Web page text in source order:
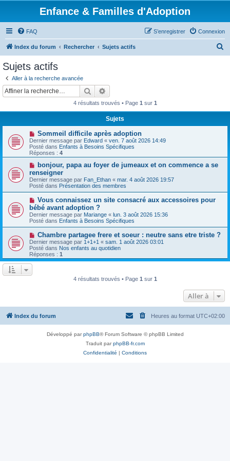
Enfance & Familles d'Adoption
FAQ Connexion
S’enregistrer
Index du forum Rechercher Sujets actifs
r
Sujets actifs
Aller à la recherche avancée
Rechercher
4 résultats trouvés • Page 1 sur 1
Sujets
N
o
u
v
e
a
u
m
e
s
s
a
g
e
Sommeil difficile après adoption
Dernier message par Edward « ven. 7 août 2026 14:49
Posté dans Enfants à Besoins Spécifiques
Réponses : 4
N
u
v
e
a
u
m
e
s
a
g
e
bonjour, papa au foyer de jumeaux et on commence a se
renseigner
Dernier message par Fan_Ethan « mar. 4 août 2026 19:57
Posté dans Présentation des membres
N
o
u
v
e
a
u
m
e
s
s
Vous connaissez un site consacré aux accessoires pour
bébé avant adoption ?
Dernier message par Mariange « lun. 3 août 2026 15:36
Posté dans Enfants à Besoins Spécifiques
N
o
u
v
e
g
e
Chambre partagee frere et soeur : neutre sans etre triste ?
Dernier message par 1+1+1 « sam. 1 août 2026 03:01
Posté dans Nos enfants au quotidien
Réponses : 1
4 résultats trouvés • Page 1 sur 1
Aller à
Index du forum Heures au format UTC+02:00
Développé parphpBB® Forum Software © phpBB Limited
Traduit parphpBB-fr.com
Confidentialité | Conditions